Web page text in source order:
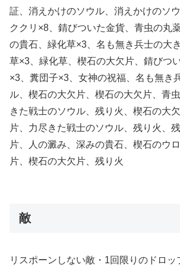
証、消えかけのソウル、消えかけのソ
ククリ×8、錆びついた金貨、青虫の丸
の貴石、緑化草×3、名も無き兵士の大
草×3、緑化草、楔石の大欠片、錆びつ
×3、糞団子×3、女神の祝福、名も無き
ル、楔石の大欠片、楔石の大欠片、青
きた戦士のソウル、残り火、楔石の大
片、力尽きた戦士のソウル、残り火、
片、人の澱み、深みの貴石、楔石のウ
片、楔石の大欠片、残り火
敵
リスポーンしない敵・1回限りのドロッ